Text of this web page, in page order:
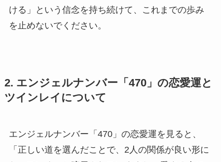
ける」という信念を持ち続けて、これまでの歩み
を止めないでください。
2. エンジェルナンバー「470」の恋愛運と
ツインレイについて
エンジェルナンバー「470」の恋愛運を見ると、
「正しい道を選んだことで、2人の関係が良い形に